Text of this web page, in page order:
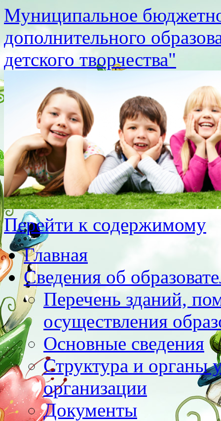
Муниципальное
дополнительного
детского творчества"
Перейти к содержимому
Главная
Сведения об
Перечень зданий,
осуществления
Основные сведения
Структура и органы
организации
Документы